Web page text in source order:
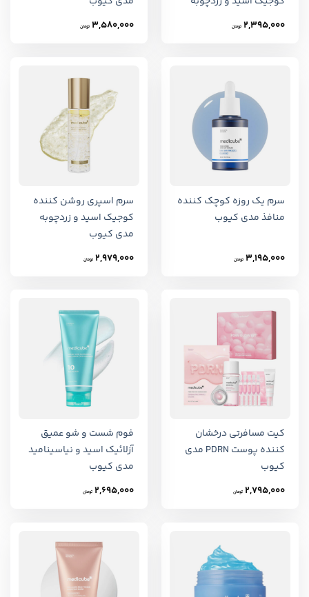
مدی کیوب
2,395,000 تومان 3,580,000 تومان
سرم یک روزه کوچک کننده
منافذ مدی کیوب
3,195,000 تومان
سرم اسپری روشن کننده
کوجیک اسید و زردچوبه
مدی کیوب
2,979,000 تومان
کیت مسافرتی درخشان
کننده پوست PDRN مدی
کیوب
2,795,000 تومان
فوم شست و شو عمیق
آزلائیک اسید و نیاسینامید
مدی کیوب
2,695,000 تومان